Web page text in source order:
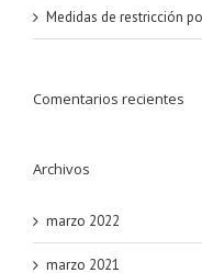
Medidas de restricción
Comentarios recientes
Archivos
marzo 2022
marzo 2021